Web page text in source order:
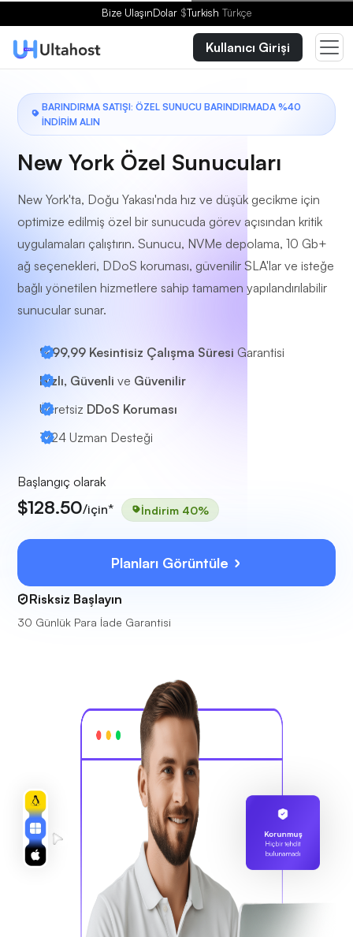
Bize UlaşınDolar $Turkish Türkçe
Kullanıcı Girişi
BARINDIRMA SATIŞI: ÖZEL SUNUCU BARINDIRMADA %40
İNDİRİM ALIN
New York Özel Sunucuları
New York'ta, Doğu Yakası'nda hız ve düşük gecikme için
optimize edilmiş özel bir sunucuda görev açısından kritik
uygulamaları çalıştırın. Sunucu, NVMe depolama, 10 Gb+
ağ seçenekleri, DDoS koruması, güvenilir SLA'lar ve isteğe
bağlı yönetilen hizmetlere sahip tamamen yapılandırılabilir
sunucular sunar.
%99,99 Kesintisiz Çalışma Süresi Garantisi
Hızlı, Güvenli ve Güvenilir
Ücretsiz DDoS Koruması
7/24 Uzman Desteği
Başlangıç olarak
$128.50/için* İndirim 40%
Planları Görüntüle
Risksiz Başlayın
30 Günlük Para İade Garantisi
Korunmuş
Hiçbir tehdit
bulunamadı